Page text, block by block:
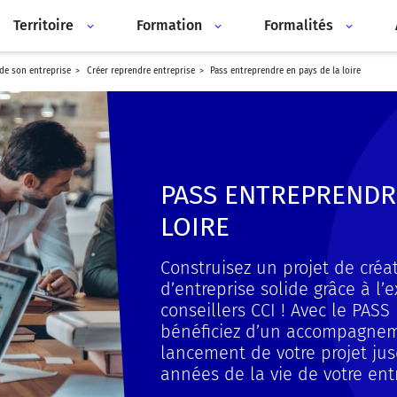
Territoire Formation Formalités
son entreprise créer reprendre entreprise pass entreprendre en pays de la loire
PASS
LOIRE
Construisez un projet de
d’entreprise solide grâce à
conseillers CCI ! Avec le
bénéficiez d’un
lancement de votre projet
années de la vie de votre